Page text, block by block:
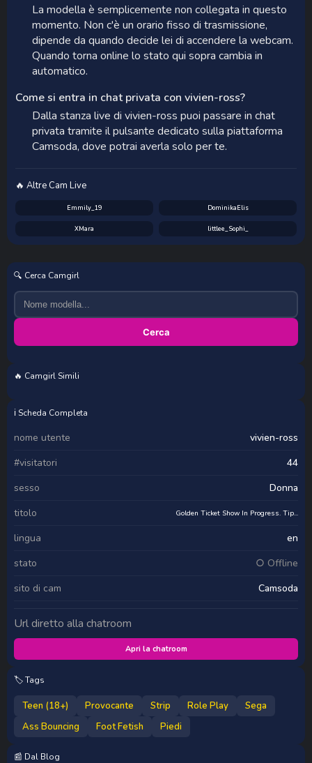
La modella è semplicemente non collegata in questo
momento. Non c'è un orario fisso di trasmissione,
dipende da quando decide lei di accendere la webcam.
Quando torna online lo stato qui sopra cambia in
automatico.
Come si entra in chat privata con vivien-ross?
Dalla stanza live di vivien-ross puoi passare in chat
privata tramite il pulsante dedicato sulla piattaforma
Camsoda, dove potrai averla solo per te.
🔥 Altre Cam Live
Emmily_19 DominikaElis
XMara littlee_Sophi_
🔍 Cerca Camgirl
Cerca
🔥 Camgirl Simili
ℹ️ Scheda Completa
nome utente
vivien-ross
#visitatori
44
sesso
Donna
titolo
Golden Ticket Show In Progress. Tip...
lingua
en
stato
○ Offline
sito di cam
Camsoda
Url diretto alla chatroom
Apri la chatroom
🏷️ Tags
Teen (18+) Provocante Strip Role Play
Sega
Ass Bouncing
Foot Fetish Piedi
📰 Dal Blog